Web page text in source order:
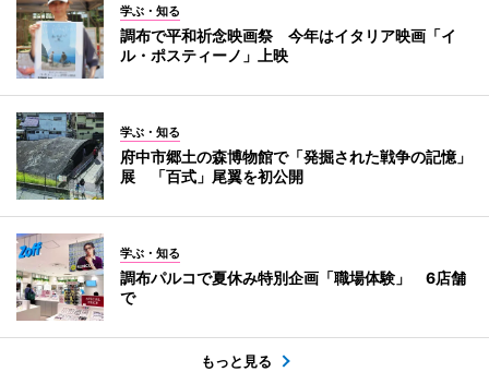
学ぶ・知る
調布で平和祈念映画祭 今年はイタリア映画「イ
ル・ポスティーノ」上映
学ぶ・知る
府中市郷土の森博物館で「発掘された戦争の記憶」
展 「百式」尾翼を初公開
学ぶ・知る
調布パルコで夏休み特別企画「職場体験」 6店舗
で
もっと見る